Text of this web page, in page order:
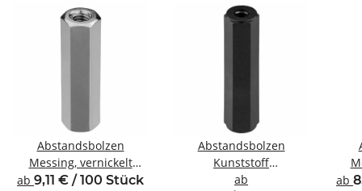
Abstandsbolzen
Messing, vernickelt
Innen/Innengewinde
ab 9,11 € / 100 Stück
Abstandsbolzen
Kunststoff
Innen/Innengewinde
ab
ab